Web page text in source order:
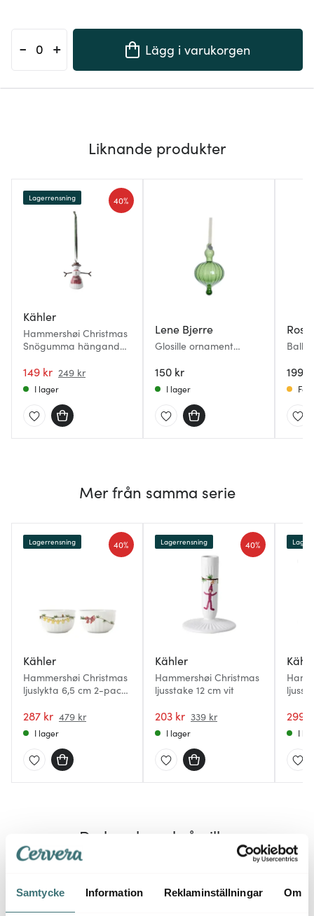
Samtycke Information Reklaminställningar Om
- + Lägg i varukorgen
Liknande produkter
Kähler
Hammershøi Christmas
Snögumma hängande
149 kr 249 kr
40%
Lagerrensning
I lager
Lene Bjerre
Glosille ornament
150 kr
I lager
Ball
199
Få
Mer från samma serie
Kähler
Hammershøi Christmas
ljuslykta 6,5 cm 2-pack
287 kr 479 kr
40%
Lagerrensning
I lager
Kähler
Hammershøi Christmas
ljusstake 12 cm vit
203 kr 339 kr
40%
Lagerrensning
I lager
299
I
Du kanske också gillar